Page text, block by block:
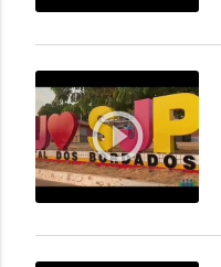
play_circle_outline